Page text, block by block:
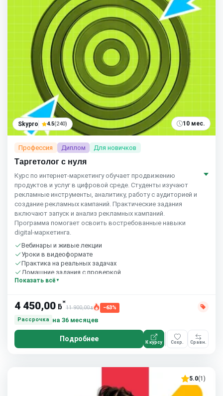
Skypro 4.5(240) 10 мес.
Профессия Диплом Для новичков
Таргетолог с нуля
Курс по интернет‑маркетингу обучает продвижению
продуктов и услуг в цифровой среде. Студенты изучают
рекламные инструменты, аналитику, работу с аудиторией и
создание рекламных кампаний. Практические задания
включают запуск и анализ рекламных кампаний.
Программа помогает освоить востребованные навыки
digital‑маркетинга.
Вебинары и живые лекции
Уроки в видеоформате
Практика на реальных задачах
Домашние задания с проверкой
Сообщество студентов
Показать всё
4 450,00 ƃ*
11 900,00ƃ
−63%
Рассрочка
на 36 месяцев
Подробнее К курсу Сохр. Сравн.
5.0(1)